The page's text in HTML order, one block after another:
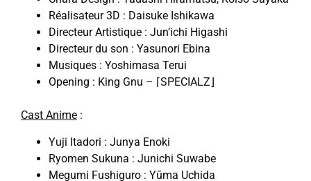
Réalisateur 3D : Daisuke Ishikawa
Directeur Artistique : Jun’ichi Higashi
Directeur du son : Yasunori Ebina
Musiques : Yoshimasa Terui
Opening : King Gnu – ⌈SPECIALZ⌋
Cast Anime :
Yuji Itadori : Junya Enoki
Ryomen Sukuna : Junichi Suwabe
Megumi Fushiguro : Yūma Uchida